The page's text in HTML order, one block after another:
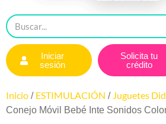
Iniciar
sesión
Solicita tu
crédito
Inicio / ESTIMULACIÓN / Juguetes
Conejo Móvil Bebé Inte Sonidos